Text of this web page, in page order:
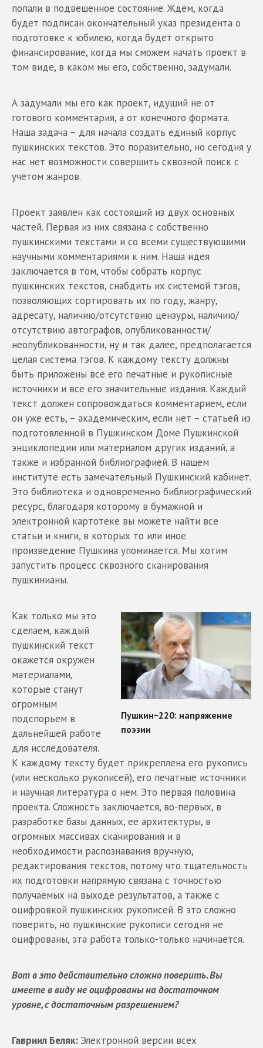
попали в подвешенное состояние. Ждём, когда
будет подписан окончательный указ президента о
подготовке к юбилею, когда будет открыто
финансирование, когда мы сможем начать проект в
том виде, в каком мы его, собственно, задумали.
А задумали мы его как проект, идущий не от
готового комментария, а от конечного формата.
Наша задача – для начала создать единый корпус
пушкинских текстов. Это поразительно, но сегодня у
нас нет возможности совершить сквозной поиск с
учётом жанров.
Проект заявлен как состоящий из двух основных
частей. Первая из них связана с собственно
пушкинскими текстами и со всеми существующими
научными комментариями к ним. Наша идея
заключается в том, чтобы собрать корпус
пушкинских текстов, снабдить их системой тэгов,
позволяющих сортировать их по году, жанру,
адресату, наличию/отсутствию цензуры, наличию/
отсутствию автографов, опубликованности/
неопубликованности, ну и так далее, предполагается
целая система тэгов. К каждому тексту должны
быть приложены все его печатные и рукописные
источники и все его значительные издания. Каждый
текст должен сопровождаться комментарием, если
он уже есть, – академическим, если нет – статьей из
подготовленной в Пушкинском Доме Пушкинской
энциклопедии или материалом других изданий, а
также и избранной библиографией. В нашем
институте есть замечательный Пушкинский кабинет.
Это библиотека и одновременно библиографический
ресурс, благодаря которому в бумажной и
электронной картотеке вы можете найти все
статьи и книги, в которых то или иное
произведение Пушкина упоминается. Мы хотим
запустить процесс сквозного сканирования
пушкинианы.
Как только мы это
сделаем, каждый
пушкинский текст
окажется окружен
материалами,
которые станут
огромным
подспорьем в
дальнейшей работе
для исследователя.
К каждому тексту будет прикреплена его рукопись
(или несколько рукописей), его печатные источники
и научная литература о нем. Это первая половина
проекта. Сложность заключается, во-первых, в
разработке базы данных, ее архитектуры, в
огромных массивах сканирования и в
необходимости распознавания вручную,
редактирования текстов, потому что тщательность
их подготовки напрямую связана с точностью
получаемых на выходе результатов, а также с
оцифровкой пушкинских рукописей. В это сложно
поверить, но пушкинские рукописи сегодня не
оцифрованы, эта работа только-только начинается.
Вот в это действительно сложно поверить. Вы
имеете в виду не оцифрованы на достаточном
уровне, с достаточным разрешением?
Гавриил Беляк: Электронной версии всех